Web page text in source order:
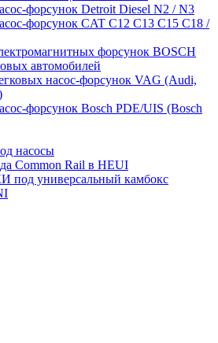
форсунок Detroit Diesel N2 / N3
форсунок CAT C12 C13 C15 C18 /
форсунок BOSCH
автомобилей
насос-форсунок VAG (Audi,
форсунок Bosch PDE/UIS (Bosch
насосы
Common Rail в HEUI
под универсальный камбокс